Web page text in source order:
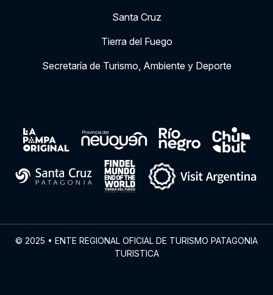
Santa Cruz
Tierra del Fuego
Secretaría de Turismo, Ambiente y Deporte
© 2025 • ENTE REGIONAL OFICIAL DE TURISMO PATAGONIA
TURISTICA